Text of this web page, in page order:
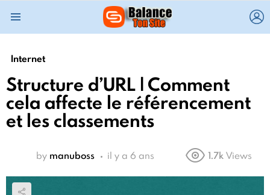
Internet
Structure d’URL | Comment
cela affecte le référencement
et les classements
by manuboss il y a 6 ans 1.7k Views